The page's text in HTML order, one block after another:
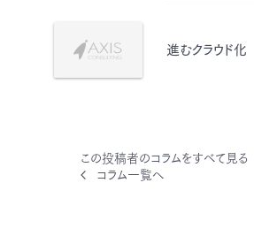
進むクラウド化
この投稿者のコラムをすべて見る
コラム一覧へ